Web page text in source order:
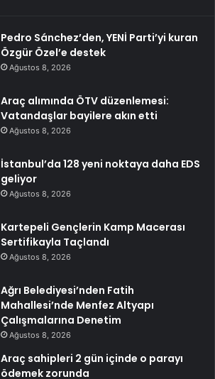
Pedro Sánchez’den, YENİ Parti’yi kuran
Özgür Özel’e destek
Ağustos 8, 2026
Araç alımında ÖTV düzenlemesi:
Vatandaşlar bayilere akın etti
Ağustos 8, 2026
İstanbul’da 128 yeni noktaya daha EDS
geliyor
Ağustos 8, 2026
Kartepeli Gençlerin Kamp Macerası
Sertifikayla Taçlandı
Ağustos 8, 2026
Ağrı Belediyesi’nden Fatih
Mahallesi’nde Menfez Altyapı
Çalışmalarına Denetim
Ağustos 8, 2026
Araç sahipleri 2 gün içinde o parayı
ödemek zorunda